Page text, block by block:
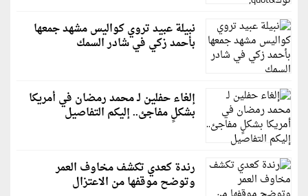
نبيلة عبيد تروي كواليس مشهد جمعها
بأحمد زكي في شادر السمك
إلغاء حفلين لـ محمد رمضان في أمريكا
بشكلٍ مفاجئ.. إليكم التفاصيل
رندة كعدي تكشف مخاوف العمر
وتوضح موقفها من الاعتزال